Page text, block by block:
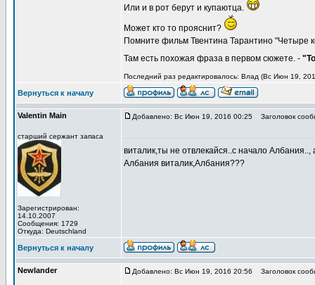
Или и в рот берут и купаютца.
Может кто то прояснит?
Помните фильм Твентина Тарантино "Четыре
Там есть похожая фраза в первом сюжете. -
Последний раз редактировалось: Влад (Вс Июн 19,
Вернуться к началу
Valentin Main
старший сержант запаса
Зарегистрирован:
14.10.2007
Сообщения: 1729
Откуда: Deutschland
Добавлено: Вс Июн 19, 2016 00:25 Заголовок
виталик,ты не отвлекайся..с начало
Албания виталик,Албания???
Вернуться к началу
Newlander Добавлено: Вс Июн 19, 2016 20:56 Заголовок